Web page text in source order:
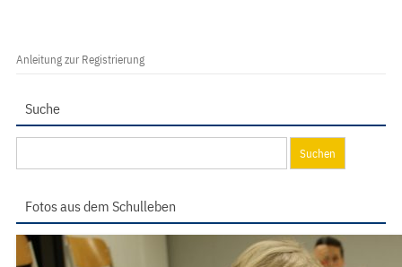
Anleitung zur Registrierung
Suche
nach:
Fotos aus dem Schulleben